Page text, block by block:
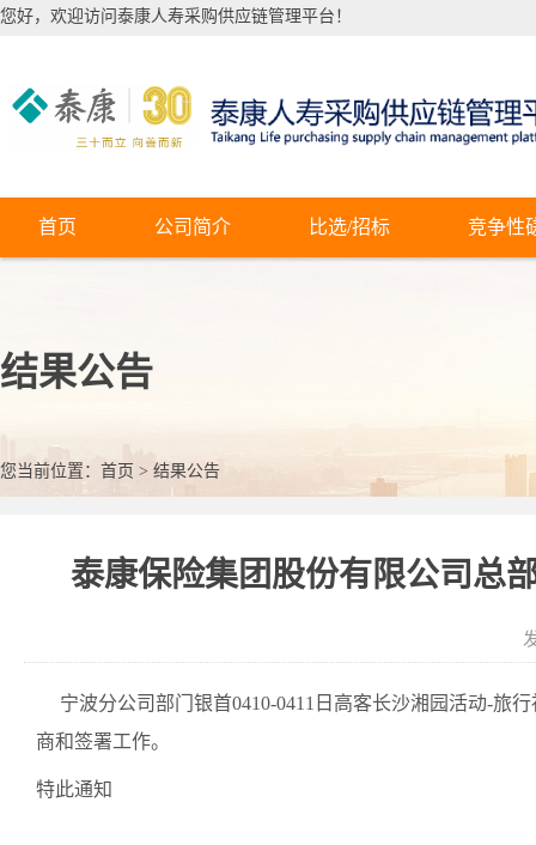
您好，欢迎访问泰康人寿采购供应链管理平台！
首页 公司简介 比选/招标 竞争性
结果公告
您当前位置： 首页 > 结果公告
泰康保险集团股份有限公司总
宁波分公司部门 银首0410-0411日高客长沙湘园活动-旅行
商和签署工作。
特此通知